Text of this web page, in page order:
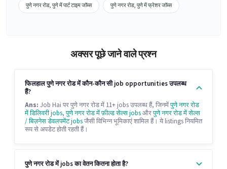
पुणे नगर रोड, पुणे में पार्ट टाइम जॉब्स पुणे नगर रोड, पुणे में फ्रेशर जॉब्स
अक्सर पूछे जाने वाले प्रश्न
फिलहाल पुणे नगर रोड में कौन-कौन सी job opportunities उपलब्ध
हैं?
Ans: Job Hai पर पुणे नगर रोड में 11+ jobs उपलब्ध हैं, जिनमेंपुणे नगर रोड
में डिलिवरी jobs,पुणे नगर रोड में फ़ील्ड सेल्स jobsऔरपुणे नगर रोड में सेल्स
/ बिज़नेस डेवलपमेंट jobsजैसी विभिन्न भूमिकाएं शामिल हैं। ये listings नियमित
रूप से अपडेट होती रहती हैं।
पुणे नगर रोड में jobs का वेतन कितना होता है?